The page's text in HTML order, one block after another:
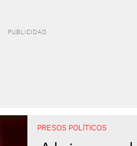
PRESOS POLÍTICOS